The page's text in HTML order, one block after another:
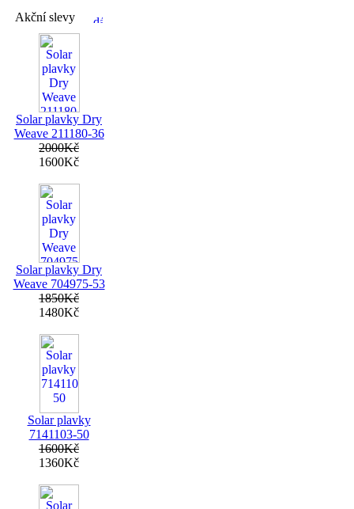
Akční slevy
Solar plavky Dry
Weave 211180-36
2000Kč
1600Kč
Solar plavky Dry
Weave 704975-53
1850Kč
1480Kč
Solar plavky
7141103-50
1600Kč
1360Kč